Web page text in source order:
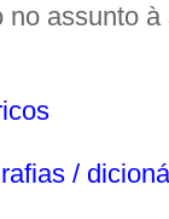
no assunto
/